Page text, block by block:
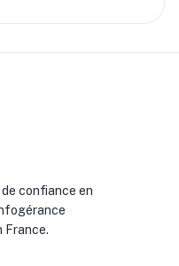
confiance en
France.